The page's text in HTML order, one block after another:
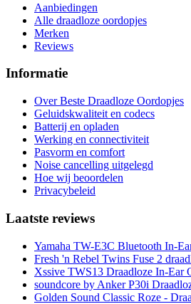
Aanbiedingen
Alle draadloze oordopjes
Merken
Reviews
Informatie
Over Beste Draadloze Oordopjes
Geluidskwaliteit en codecs
Batterij en opladen
Werking en connectiviteit
Pasvorm en comfort
Noise cancelling uitgelegd
Hoe wij beoordelen
Privacybeleid
Laatste reviews
Yamaha TW-E3C Bluetooth In-
Fresh 'n Rebel Twins Fuse 2
Xssive TWS13 Draadloze In-Ear
soundcore by Anker P30i
Golden Sound Classic Roze -